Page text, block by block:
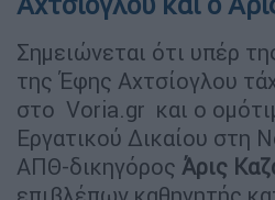
Σημειώνεται ότι υπέρ
της Έφης Αχτσίογλου
στο Voria.gr και ο
Εργατικού Δικαίου στη
ΑΠΘ-δικηγόρος Άρις